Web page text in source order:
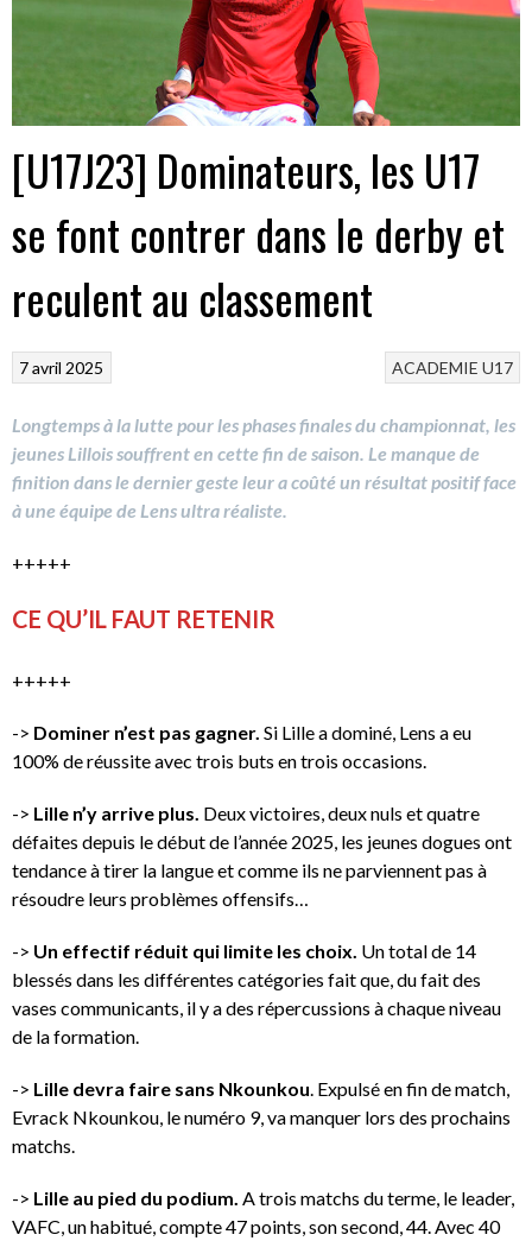
[U17J23] Dominateurs, les U17
se font contrer dans le derby et
reculent au classement
ACADEMIE U17
7 avril 2025
Longtemps à la lutte pour les phases finales du championnat, les
jeunes Lillois souffrent en cette fin de saison. Le manque de
finition dans le dernier geste leur a coûté un résultat positif face
à une équipe de Lens ultra réaliste.
+++++
CE QU’IL FAUT RETENIR
+++++
-> Dominer n’est pas gagner. Si Lille a dominé, Lens a eu
100% de réussite avec trois buts en trois occasions.
-> Lille n’y arrive plus. Deux victoires, deux nuls et quatre
défaites depuis le début de l’année 2025, les jeunes dogues ont
tendance à tirer la langue et comme ils ne parviennent pas à
résoudre leurs problèmes offensifs…
-> Un effectif réduit qui limite les choix. Un total de 14
blessés dans les différentes catégories fait que, du fait des
vases communicants, il y a des répercussions à chaque niveau
de la formation.
-> Lille devra faire sans Nkounkou. Expulsé en fin de match,
Evrack Nkounkou, le numéro 9, va manquer lors des prochains
matchs.
-> Lille au pied du podium. A trois matchs du terme, le leader,
VAFC, un habitué, compte 47 points, son second, 44. Avec 40